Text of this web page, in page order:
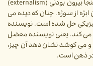
شود. به طور خلاصه در رویکرد استعلایی در اینجا بیرون بودنی (externalism)
از سوژه. چنان که دیده می
حل شده است. نویسنده
کند. یعنی نویسنده معضل
می کوشد نشان دهد آن چیز،
در ذهن است.